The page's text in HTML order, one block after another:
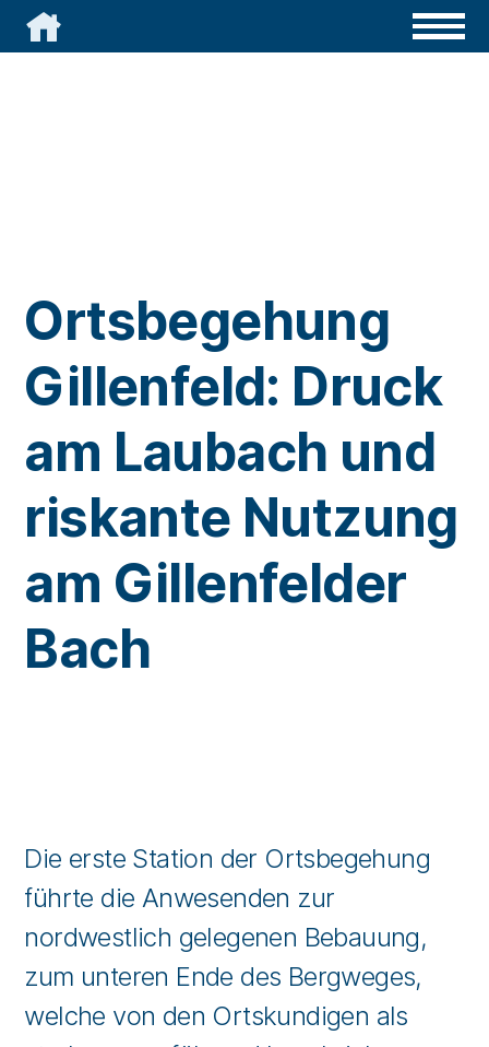

Ortsbegehung
Gillenfeld: Druck
am Laubach und
riskante Nutzung
am Gillenfelder
Bach
Die erste Station der Ortsbegehung
führte die Anwesenden zur
nordwestlich gelegenen Bebauung,
zum unteren Ende des Bergweges,
welche von den Ortskundigen als